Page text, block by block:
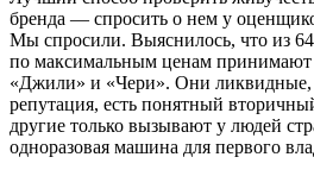
бренда — спросить о нем у
Мы спросили. Выяснилось, что из
по максимальным ценам
«Джили» и «Чери». Они ликвидные,
репутация, есть понятный
другие только вызывают у людей
одноразовая машина для первого